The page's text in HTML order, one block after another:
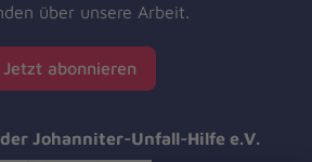
über unsere Arbeit.
Jetzt abonnieren
Johanniter-Unfall-Hilfe e.V.